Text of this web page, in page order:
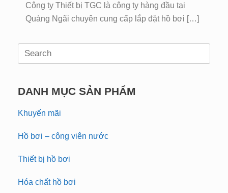
Công ty Thiết bị TGC là công ty hàng đầu tại
Quảng Ngãi chuyên cung cấp lắp đặt hồ bơi […]
Search
DANH MỤC SẢN PHẨM
Khuyến mãi
Hồ bơi – công viên nước
Thiết bị hồ bơi
Hóa chất hồ bơi